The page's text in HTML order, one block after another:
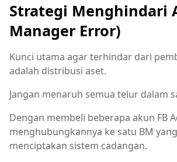
Strategi Menghindari
Manager Error)
Kunci utama agar terhindar dari
adalah distribusi aset.
Jangan menaruh semua telur dalam
Dengan membeli beberapa akun FB
menghubungkannya ke satu BM
menciptakan sistem cadangan.